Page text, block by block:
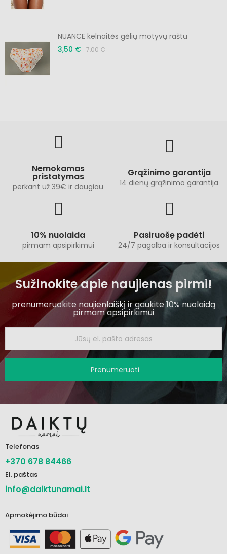
NUANCE kelnaitės gėlių motyvų raštu
3,50 € 7,00 €
Nemokamas
pristatymas
perkant už 39€ ir daugiau
Grąžinimo garantija
14 dienų grąžinimo garantija
10% nuolaida
pirmam apsipirkimui
Pasiruošę padėti
24/7 pagalba ir konsultacijos
Sužinokite apie naujienas pirmi!
prenumeruokite naujienlaiškį ir gaukite 10% nuolaidą
pirmam apsipirkimui
Prenumeruoti
Telefonas
+370 678 84466
El. paštas
info@daiktunamai.lt
Apmokėjimo būdai